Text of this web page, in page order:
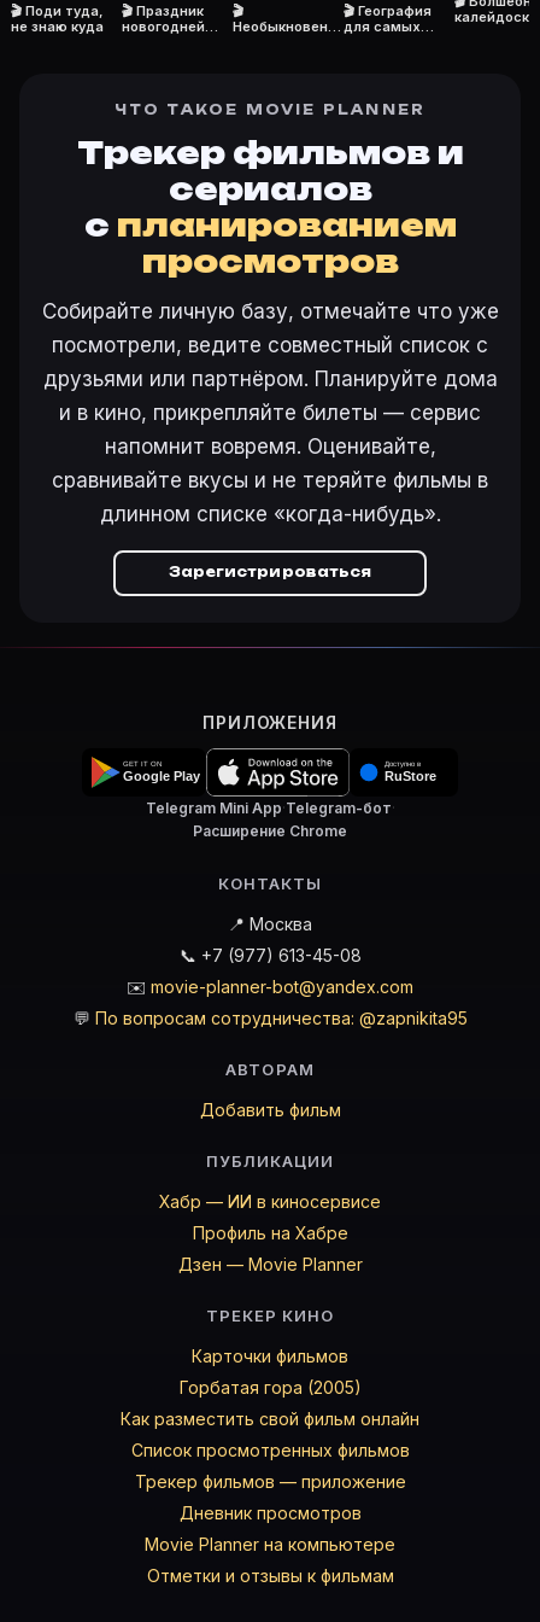
🎬 Поди туда,
не знаю куда
🎬 Праздник
новогодней
🎬
Необыкновенн
🎬 География
для самых
ЧТО ТАКОЕ MOVIE PLANNER
Трекер фильмов и
сериалов
с планированием
просмотров
Собирайте личную базу, отмечайте что уже
посмотрели, ведите совместный список с
друзьями или партнёром. Планируйте дома
и в кино, прикрепляйте билеты — сервис
напомнит вовремя. Оценивайте,
сравнивайте вкусы и не теряйте фильмы в
длинном списке «когда-нибудь».
Зарегистрироваться
ПРИЛОЖЕНИЯ
Telegram Mini App·Telegram-бот·
Расширение Chrome
КОНТАКТЫ
📍 Москва
📞 +7 (977) 613-45-08
✉️ movie-planner-bot@yandex.com
💬 По вопросам сотрудничества: @zapnikita95
АВТОРАМ
Добавить фильм
ПУБЛИКАЦИИ
Хабр — ИИ в киносервисе
Профиль на Хабре
Дзен — Movie Planner
ТРЕКЕР КИНО
Карточки фильмов
Горбатая гора (2005)
Как разместить свой фильм онлайн
Список просмотренных фильмов
Трекер фильмов — приложение
Дневник просмотров
Movie Planner на компьютере
Отметки и отзывы к фильмам